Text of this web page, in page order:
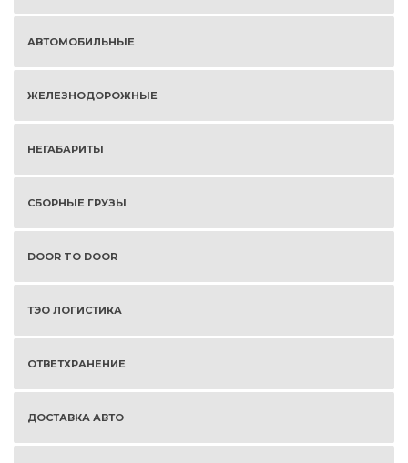
АВТОМОБИЛЬНЫЕ
ЖЕЛЕЗНОДОРОЖНЫЕ
НЕГАБАРИТЫ
СБОРНЫЕ ГРУЗЫ
DOOR TO DOOR
ТЭО ЛОГИСТИКА
ОТВЕТХРАНЕНИЕ
ДОСТАВКА АВТО